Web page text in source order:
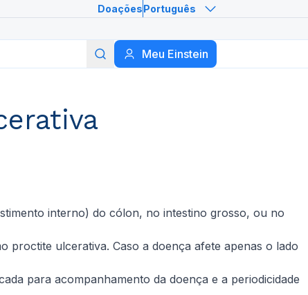
DoaçõesPortuguês
Meu Einstein
Buscar
interno) do cólon, no intestino grosso, ou no
proctite ulcerativa. Caso a doença afete apenas o lado
para acompanhamento da doença e a periodicidade